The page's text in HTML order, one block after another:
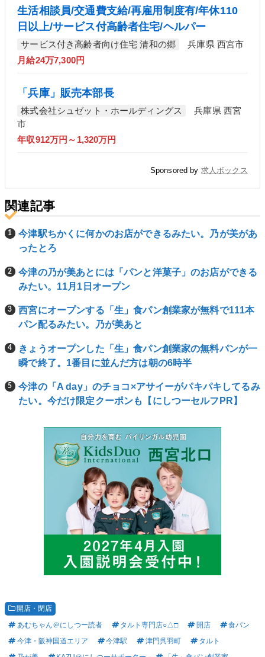
生活相談員/交通費支給/再雇用制度有/年休110
日以上/サービス付高齢者住宅/ヘルパー
サービス付き高齢者向け住宅 清和の郷
兵庫県 西宮市
月給24万7,300円
「兵庫」販売本部長
株式会社シュゼット・ホールディングス
兵庫県 西宮
市
年収912万円～1,320万円
Sponsored by 求人ボックス
関連記事
今津駅ちかくに何かのお店ができるみたい。乃が美があ
ったとろ
今津の乃が美あとには「パンと洋菓子」のお店ができる
みたい。11月1日オープン
西宮にオープンする「生」食パン創業家が無料で111本
パン配るみたい。乃が美あと
きょうオープンした「生」食パン創業家の無料パンが一
瞬で終了。1番目に並んだ方は朝の6時半
今津の「A day」のチョコ×アサイーがパキパキしてるみ
たい。今だけ限定クーポンも【にしつーセルフPR】
開店・閉店
あむちゃん＠にしつー読者
タルト専門店○△□ 開店
食パン
今津・阪神国道エリア
今津駅 津門呉羽町
タルト